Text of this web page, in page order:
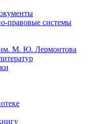
правовые системы
М. Ю. Лермонтова